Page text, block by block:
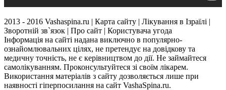
2013 - 2016 Vashaspina.ru | Карта сайту | Лікування в Ізраїлі |
Зворотній зв`язок | Про сайт | Користувача угода
Інформація на сайті надана виключно в популярно-
ознайомлювальних цілях, не претендує на довідкову та
медичну точність, не є керівництвом до дії. Не займайтеся
самолікуванням. Проконсультуйтеся зі своїм лікарем.
Використання матеріалів з сайту дозволяється лише при
наявності гіперпосилання на сайт VashaSpina.ru.